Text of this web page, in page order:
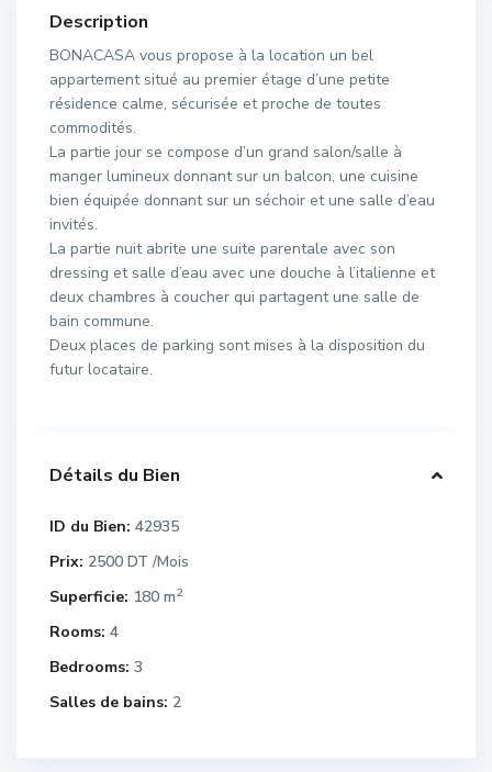
Description
BONACASA vous propose à la location un bel
appartement situé au premier étage d’une petite
résidence calme, sécurisée et proche de toutes
commodités.
La partie jour se compose d’un grand salon/salle à
manger lumineux donnant sur un balcon, une cuisine
bien équipée donnant sur un séchoir et une salle d’eau
invités.
La partie nuit abrite une suite parentale avec son
dressing et salle d’eau avec une douche à l’italienne et
deux chambres à coucher qui partagent une salle de
bain commune.
Deux places de parking sont mises à la disposition du
futur locataire.
Détails du Bien
ID du Bien: 42935
Prix: 2500 DT /Mois
Superficie: 180 m2
Rooms: 4
Bedrooms: 3
Salles de bains: 2